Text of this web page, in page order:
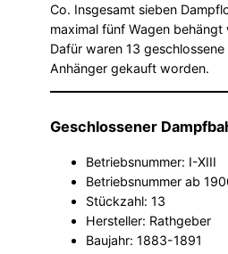
Co. Insgesamt sieben
maximal fünf Wagen
Dafür waren 13
Anhänger gekauft worden.
Geschlossener
Betriebsnummer: I-XIII
Betriebsnummer ab
Stückzahl: 13
Hersteller: Rathgeber
Baujahr: 1883-1891